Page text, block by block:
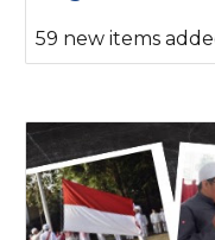
59 new items